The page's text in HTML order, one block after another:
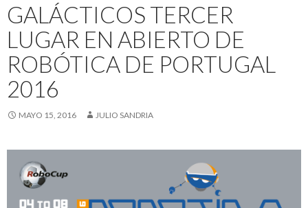
GALÁCTICOS TERCER
LUGAR EN ABIERTO DE
ROBÓTICA DE PORTUGAL
2016
MAYO 15, 2016 JULIO SANDRIA